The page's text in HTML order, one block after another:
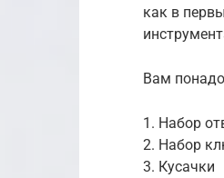
как в
Вам
1. Набор
2. Набор
3. Кусачки